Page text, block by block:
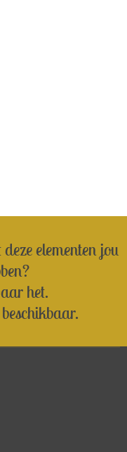
elementen jou
het.